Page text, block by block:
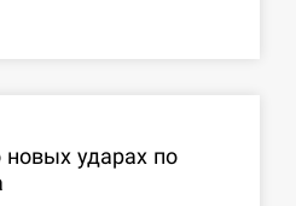
ROZETKA и “Новая
новых ударах по